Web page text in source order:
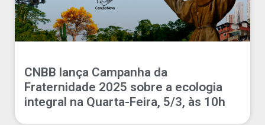
CNBB lança Campanha da
Fraternidade 2025 sobre a ecologia
integral na Quarta-Feira, 5/3, às 10h